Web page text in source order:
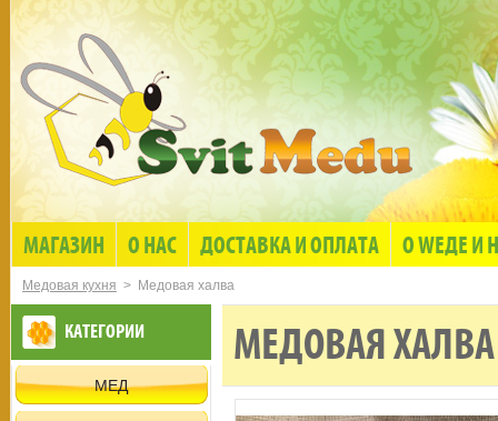
МАГАЗИН О НАС ДОСТАВКА И ОПЛАТА О WЕДЕ И
Медовая кухня > Медовая халва
КАТЕГОРИИ
МЕД
МЕДОВАЯ ХАЛВА